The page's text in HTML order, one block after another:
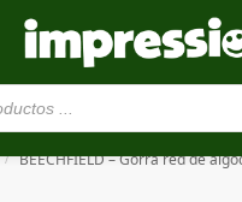
Estamos en pruebas. Si algo falla,
/ BEECHFIELD – Gorra red de algodón orgánico